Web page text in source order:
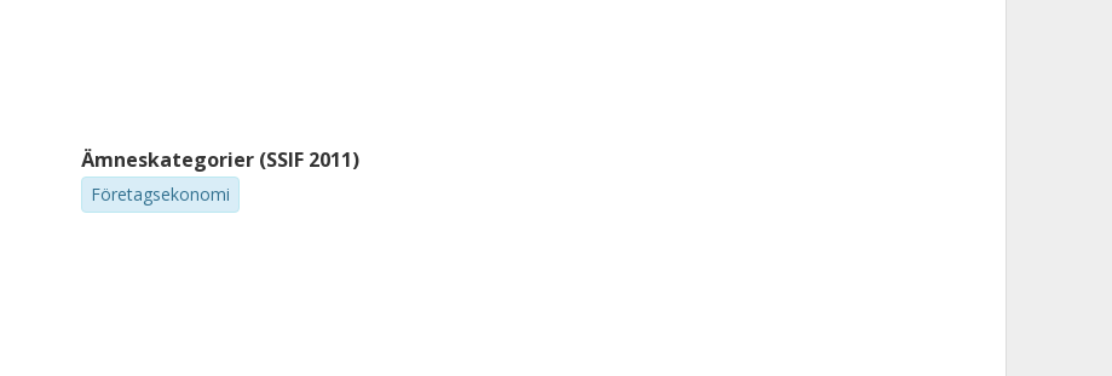
Ämneskategorier (SSIF 2011)
Företagsekonomi